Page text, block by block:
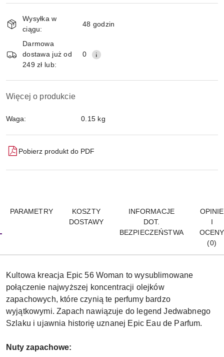
Wyślij
dostawa
Wysyłka w
ciągu:
48 godzin
Darmowa
dostawa już od
249 zł lub:
0
Więcej o produkcie
Waga: 0.15 kg
Pobierz produkt do PDF
PARAMETRY
KOSZTY
DOSTAWY
INFORMACJE
DOT.
BEZPIECZEŃSTWA
OPINIE
I
OCENY
(0)
Kultowa kreacja Epic 56 Woman to wysublimowane
połączenie najwyższej koncentracji olejków
zapachowych, które czynią te perfumy bardzo
wyjątkowymi. Zapach nawiązuje do legend Jedwabnego
Szlaku i ujawnia historię uznanej Epic Eau de Parfum.
Nuty zapachowe: